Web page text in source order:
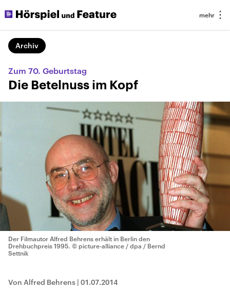
Archiv
Zum 70. Geburtstag
Die Betelnuss im Kopf
Der Filmautor Alfred Behrens erhält in Berlin den
Drehbuchpreis 1995. © picture-alliance / dpa / Bernd
Settnik
Von Alfred Behrens | 01.07.2014